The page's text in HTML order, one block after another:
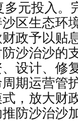
多元投入。
区生态环
政予以贴
沙治沙的
设计、修
期运营管
，放大财
防沙治沙